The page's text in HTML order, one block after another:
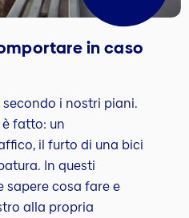
in caso
i nostri piani.
fatto: un
il furto di una bici
In questi
cosa fare e
alla propria